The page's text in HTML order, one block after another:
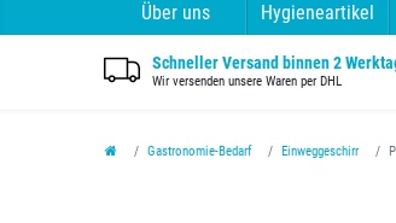
Über uns Hygieneartikel
Schneller Versand binnen 2
Wir versenden unsere Waren per DHL
Gastronomie-Bedarf Einweggeschirr